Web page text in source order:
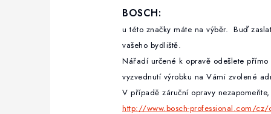
BOSCH:
u této značky máte na výběr. Buď
vašeho bydliště.
Nářadí určené k opravě odešlete
vyzvednutí výrobku na Vámi zvolené
V případě záruční opravy
http://www.bosch-professional.com/